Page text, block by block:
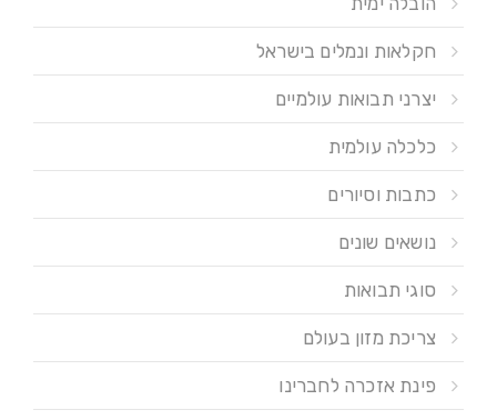
חקלאות ונמלים בישראל
יצרני תבואות עולמיים
כלכלה עולמית
כתבות וסיורים
נושאים שונים
סוגי תבואות
צריכת מזון בעולם
פינת אזכרה לחברינו